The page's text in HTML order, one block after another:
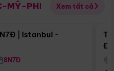
MỸ-PHI Xem tất cả
Điểm nổi bật
| Istanbul -
8N7Đ